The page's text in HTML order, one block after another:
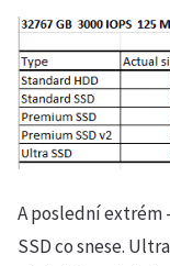
A poslední extrém
SSD co snese.